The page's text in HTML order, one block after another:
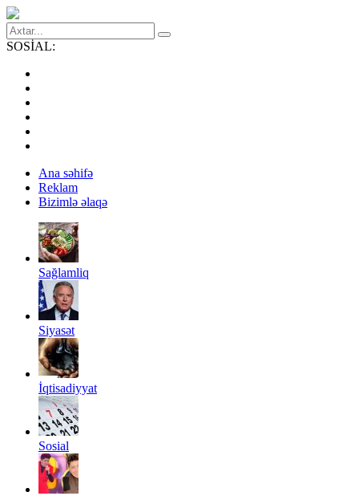
SOSİAL:
Ana səhifə
Reklam
Bizimlə əlaqə
Sağlamliq
Siyasət
İqtisadiyyat
Sosial